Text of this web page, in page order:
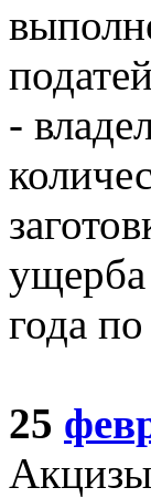
-
ущерба
года
25